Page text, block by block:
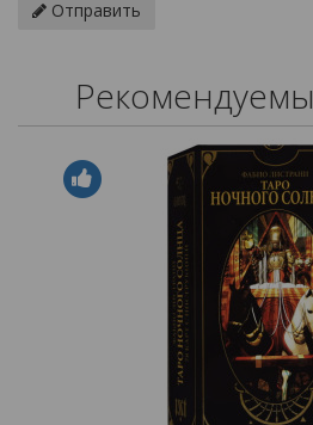
Отправить